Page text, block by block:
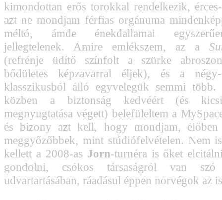
kimondottan erős torokkal rendelkezik,
azt ne mondjam férfias orgánuma
méltó, ámde énekdallamai
jellegtelenek. Amire emlékszem, az a
(refrénje üdítő színfolt a szürke
bődületes képzavarral éljek), és a
klasszikusból álló egyvelegük semmi
közben a biztonság kedvéért (és
megnyugtatása végett) belefüleltem a
és bizony azt kell, hogy mondjam,
meggyőzőbbek, mint stúdiófelvételen. Nem
kellett a 2008-as Jorn-turnéra is őket
gondolni, csókos társaságról van
udvartartásában, ráadásul éppen norvégok az